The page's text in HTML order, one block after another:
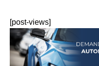
[post-views]